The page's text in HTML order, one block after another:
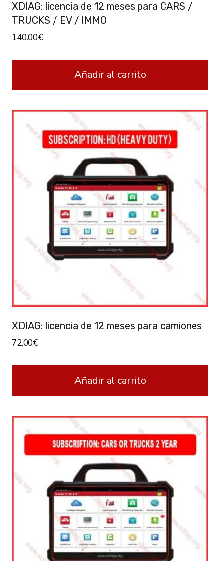
XDIAG: licencia de 12 meses para CARS /
TRUCKS / EV / IMMO
140.00€
Añadir al carrito
XDIAG: licencia de 12 meses para camiones
72.00€
Añadir al carrito